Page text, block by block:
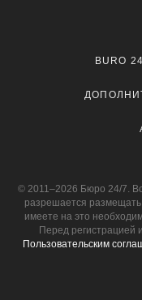
BURO
© 2011–2026 Бюро 24/7.
разрешается
имеете на это
Перед регистрацией
Пользовательским